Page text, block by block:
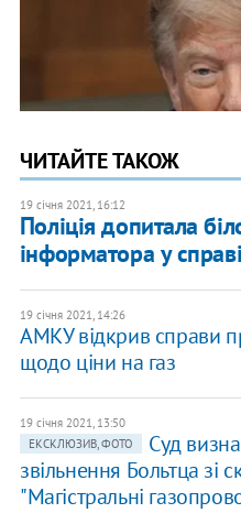
ЧИТАЙТЕ ТАКОЖ
19 січня 2021, 16:12
Поліція допитала
інформатора у
19 січня 2021, 14:26
АМКУ відкрив справи
щодо ціни на газ
19 січня 2021, 13:50
ЕКСКЛЮЗИВ, ФОТО
Суд
звільнення Больтца зі
"Магістральні